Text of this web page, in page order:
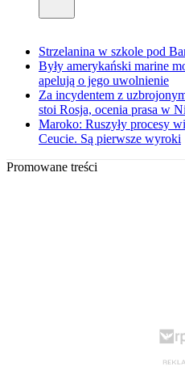
Strzelanina w szkole pod
Były amerykański marine
apelują o jego uwolnienie
Za incydentem z
stoi Rosja, ocenia prasa w
Maroko: Ruszyły procesy
Ceucie. Są pierwsze wyroki
Promowane treści